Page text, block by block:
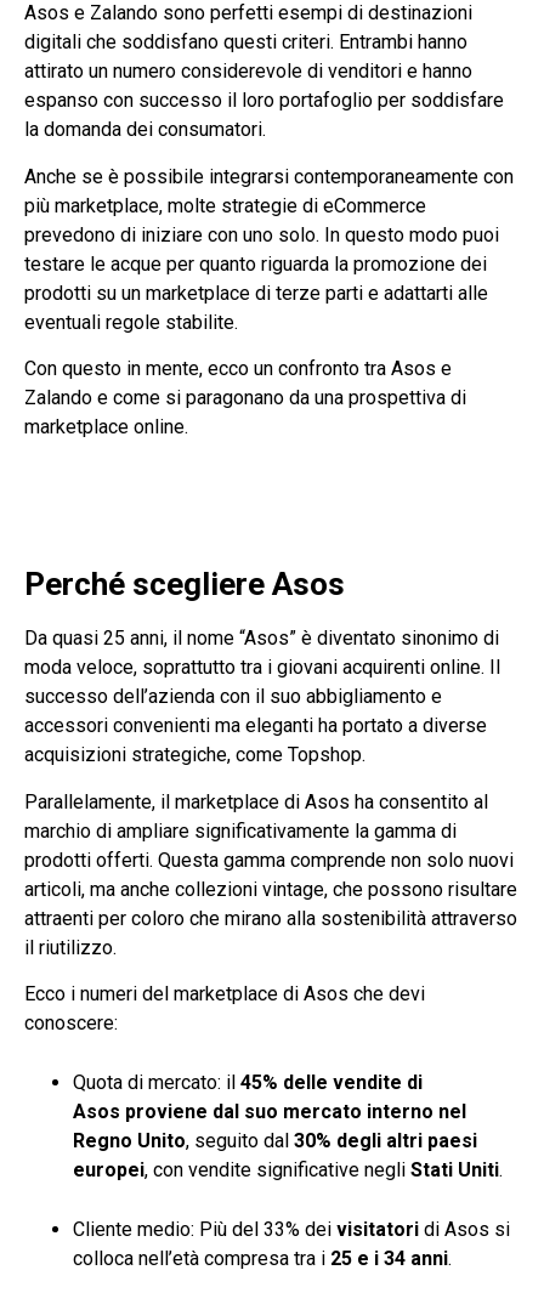
Asos e Zalando sono perfetti esempi di destinazioni
digitali che soddisfano questi criteri. Entrambi hanno
attirato un numero considerevole di venditori e hanno
espanso con successo il loro portafoglio per soddisfare
la domanda dei consumatori.
Anche se è possibile integrarsi contemporaneamente con
più marketplace, molte strategie di eCommerce
prevedono di iniziare con uno solo. In questo modo puoi
testare le acque per quanto riguarda la promozione dei
prodotti su un marketplace di terze parti e adattarti alle
eventuali regole stabilite.
Con questo in mente, ecco un confronto tra Asos e
Zalando e come si paragonano da una prospettiva di
marketplace online.
Perché scegliere Asos
Da quasi 25 anni, il nome “Asos” è diventato sinonimo di
moda veloce, soprattutto tra i giovani acquirenti online. Il
successo dell’azienda con il suo abbigliamento e
accessori convenienti ma eleganti ha portato a diverse
acquisizioni strategiche, come Topshop.
Parallelamente, il marketplace di Asos ha consentito al
marchio di ampliare significativamente la gamma di
prodotti offerti. Questa gamma comprende non solo nuovi
articoli, ma anche collezioni vintage, che possono risultare
attraenti per coloro che mirano alla sostenibilità attraverso
il riutilizzo.
Ecco i numeri del marketplace di Asos che devi
conoscere:
Quota di mercato: il 45% delle vendite di
Asos proviene dal suo mercato interno nel
Regno Unito, seguito dal 30% degli altri paesi
europei, con vendite significative negli Stati Uniti.
Cliente medio: Più del 33% dei visitatori di Asos si
colloca nell’età compresa tra i 25 e i 34 anni.